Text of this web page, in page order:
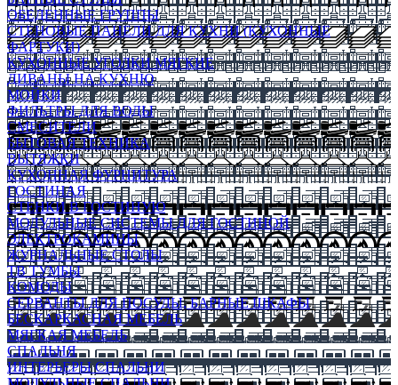
ОБЕДЕННЫЕ ГРУППЫ
СТЕНОВЫЕ ПАНЕЛИ ДЛЯ КУХНИ (КУХОННЫЕ
ФАРТУКИ)
КУХОННЫЕ УГОЛКИ МЯГКИЕ
ДИВАНЫ НА КУХНЮ
МОЙКИ
ФИЛЬТРЫ ДЛЯ ВОДЫ
СМЕСИТЕЛИ
БЫТОВАЯ ТЕХНИКА
ВЫТЯЖКИ
КУХОННАЯ ФУРНИТУРА
ГОСТИНАЯ
СТЕНКИ В ГОСТИНУЮ
МОДУЛЬНЫЕ СИСТЕМЫ ДЛЯ ГОСТИНОЙ
ЭЛЕКТРОКАМИНЫ
ЖУРНАЛЬНЫЕ СТОЛЫ
ТВ ТУМБЫ
КОМОДЫ
СЕРВАНТЫ ДЛЯ ПОСУДЫ, БАРНЫЕ ШКАФЫ
БЕСКАРКАСНАЯ МЕБЕЛЬ
МЯГКАЯ МЕБЕЛЬ
СПАЛЬНЯ
ИНТЕРЬЕРЫ СПАЛЬНИ